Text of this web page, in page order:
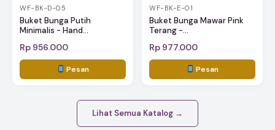
WF-BK-D-05
Buket Bunga Putih
Minimalis - Hand...
Rp 956.000
Pesan
WF-BK-E-01
Buket Bunga Mawar Pink
Terang -...
Rp 977.000
Pesan
Lihat Semua Katalog →